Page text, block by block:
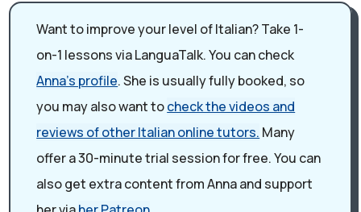
bene, quando abbiamo bisogno di aiuto o
semplicemente dobbiamo dire cosa sentiamo.
Quindi sarà un podcast, magari, che può essere utile per
coloro che hanno cominciato da poco a studiare o a
praticare l'italiano. E un podcast di ripasso per tutti gli
altri, quelli con un livello un po' più avanzato. Quindi io vi
chiedo scusa se purtroppo la mia voce non è brillante,
non è chiara come sempre, ma è abbastanza faticoso
riuscire a parlare in modo comprensibile. Quindi scusate
Want to improve your level of Italian? Take 1-
on-1 lessons via LanguaTalk. You can check
Anna's profile. She is usually fully booked, so
you may also want tocheck the videos and
reviews of other Italian online tutors. Many
offer a 30-minute trial session for free. You can
also get extra content from Anna and support